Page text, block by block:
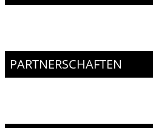
PARTNERSCHAFTEN